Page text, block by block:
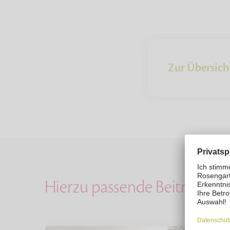
Zur
Hierzu passende Beiträge